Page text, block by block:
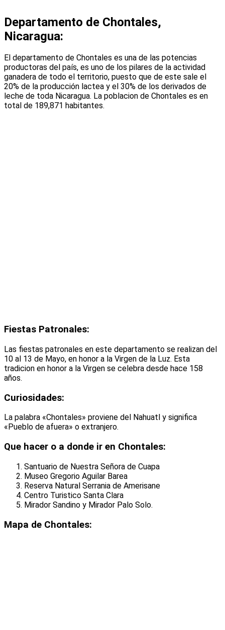
Departamento de Chontales,
Nicaragua:
El departamento de Chontales es una de las potencias
productoras del país, es uno de los pilares de la actividad
ganadera de todo el territorio, puesto que de este sale el
20% de la producción lactea y el 30% de los derivados de
leche de toda Nicaragua. La poblacion de Chontales es en
total de 189,871 habitantes.
Fiestas Patronales:
Las fiestas patronales en este departamento se realizan del
10 al 13 de Mayo, en honor a la Virgen de la Luz. Esta
tradicion en honor a la Virgen se celebra desde hace 158
años.
Curiosidades:
La palabra «Chontales» proviene del Nahuatl y significa
«Pueblo de afuera» o extranjero.
Que hacer o a donde ir en Chontales:
Santuario de Nuestra Señora de Cuapa
Museo Gregorio Aguilar Barea
Reserva Natural Serrania de Amerisane
Centro Turistico Santa Clara
Mirador Sandino y Mirador Palo Solo.
Mapa de Chontales: